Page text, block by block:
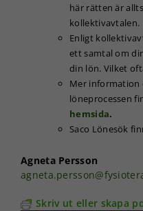
här rätten är
kollektivavtalen.
Enligt
ett samtal om
din lön. Vilket
Mer information
löneprocessen
hemsida.
Saco Lönesök
Agneta Persson
Skriv ut eller skapa